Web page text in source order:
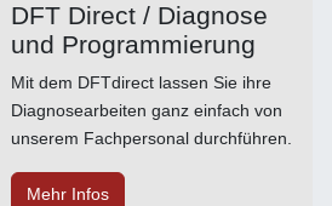
DFT Direct / Diagnose
und Programmierung
Mit dem DFTdirect lassen Sie ihre
Diagnosearbeiten ganz einfach von
unserem Fachpersonal durchführen.
Mehr Infos